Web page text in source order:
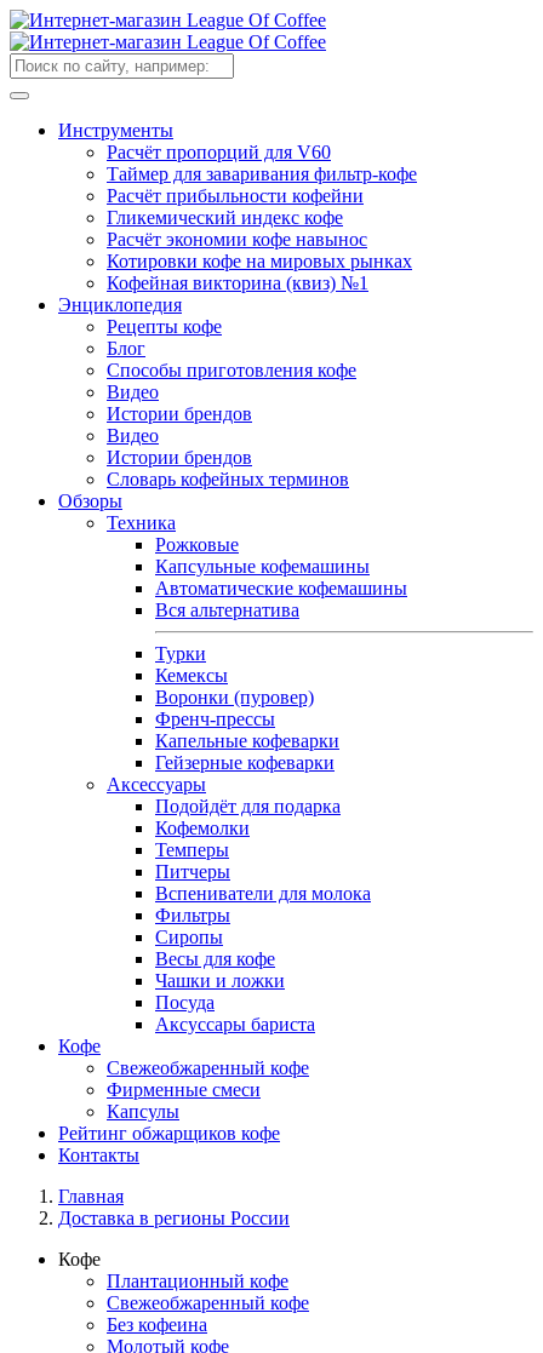
Инструменты
Расчёт пропорций для V60
Таймер для заваривания фильтр-кофе
Расчёт прибыльности кофейни
Гликемический индекс кофе
Расчёт экономии кофе навынос
Котировки кофе на мировых рынках
Кофейная викторина (квиз) №1
Энциклопедия
Рецепты кофе
Блог
Способы приготовления кофе
Видео
Истории брендов
Видео
Истории брендов
Словарь кофейных терминов
Обзоры
Техника
Рожковые
Капсульные кофемашины
Автоматические кофемашины
Вся альтернатива
Турки
Кемексы
Воронки (пуровер)
Френч-прессы
Капельные кофеварки
Гейзерные кофеварки
Аксессуары
Подойдёт для подарка
Кофемолки
Темперы
Питчеры
Вспениватели для молока
Фильтры
Сиропы
Весы для кофе
Чашки и ложки
Посуда
Аксуссары бариста
Кофе
Свежеобжаренный кофе
Фирменные смеси
Капсулы
Рейтинг обжарщиков кофе
Контакты
Главная
Доставка в регионы России
Кофе
Плантационный кофе
Свежеобжаренный кофе
Без кофеина
Молотый кофе